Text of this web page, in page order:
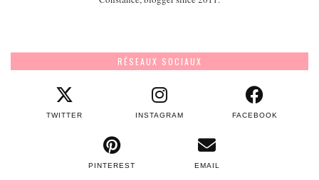
RÉSEAUX SOCIAUX
TWITTER INSTAGRAM FACEBOOK
PINTEREST EMAIL